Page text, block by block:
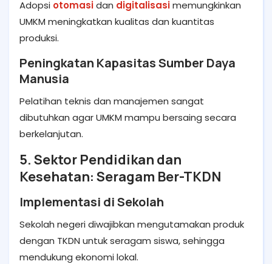
Adopsi otomasidan digitalisasimemungkinkan
UMKM meningkatkan kualitas dan kuantitas
produksi.
Peningkatan Kapasitas Sumber Daya
Manusia
Pelatihan teknis dan manajemen sangat
dibutuhkan agar UMKM mampu bersaing secara
berkelanjutan.
5. Sektor Pendidikan dan
Kesehatan: Seragam Ber-TKDN
Implementasi di Sekolah
Sekolah negeri diwajibkan mengutamakan produk
dengan TKDN untuk seragam siswa, sehingga
mendukung ekonomi lokal.